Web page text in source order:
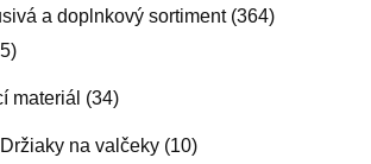
a doplnkový sortiment (364)
materiál (34)
na valčeky (10)